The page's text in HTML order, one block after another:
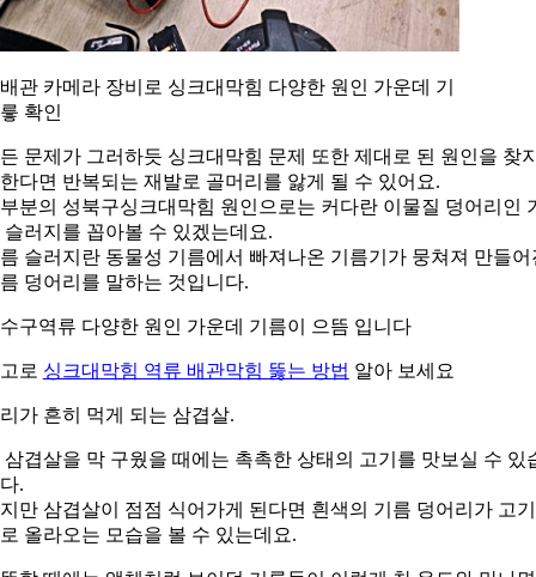
관 카메라 장비로 싱크대막힘 다양한 원인 가운데 기
확인
문제가 그러하듯 싱크대막힘 문제 또한 제대로 된 원인을 찾
다면 반복되는 재발로 골머리를 앓게 될 수 있어요.
분의 성북구싱크대막힘 원인으로는 커다란 이물질 덩어리인
슬러지를 꼽아볼 수 있겠는데요.
슬러지란 동물성 기름에서 빠져나온 기름기가 뭉쳐져 만들어
덩어리를 말하는 것입니다.
구역류 다양한 원인 가운데 기름이 으뜸 입니다
로 싱크대막힘 역류 배관막힘 뚫는 방법 알아 보세요
가 흔히 먹게 되는 삼겹살.
삼겹살을 막 구웠을 때에는 촉촉한 상태의 고기를 맛보실 수 있
.
만 삼겹살이 점점 식어가게 된다면 흰색의 기름 덩어리가 고기
올라오는 모습을 볼 수 있는데요.